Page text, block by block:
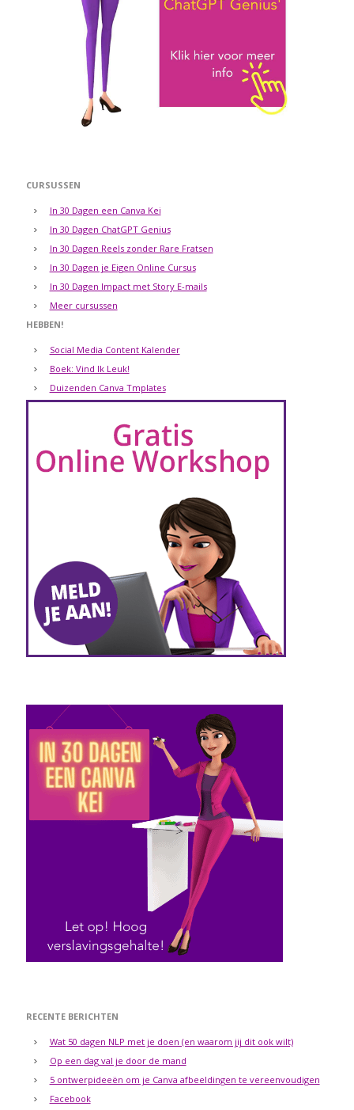
CURSUSSEN
In 30 Dagen een Canva Kei
In 30 Dagen ChatGPT Genius
In 30 Dagen Reels zonder Rare Fratsen
In 30 Dagen je Eigen Online Cursus
In 30 Dagen Impact met Story E-mails
Meer cursussen
HEBBEN!
Social Media Content Kalender
Boek: Vind Ik Leuk!
Duizenden Canva Tmplates
RECENTE BERICHTEN
Wat 50 dagen NLP met je doen (en waarom jij dit ook wilt)
Op een dag val je door de mand
5 ontwerpideeën om je Canva afbeeldingen te vereenvoudigen
Facebook